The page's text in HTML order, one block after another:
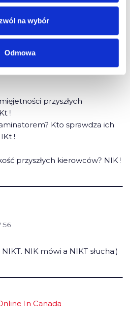
na wybór
Odmowa
polskich drogach”
przyszłych
!
Kto sprawdza ich
!
przyszłych kierowców? NIK !
NIK mówi a NIKT słucha:)
In Canada